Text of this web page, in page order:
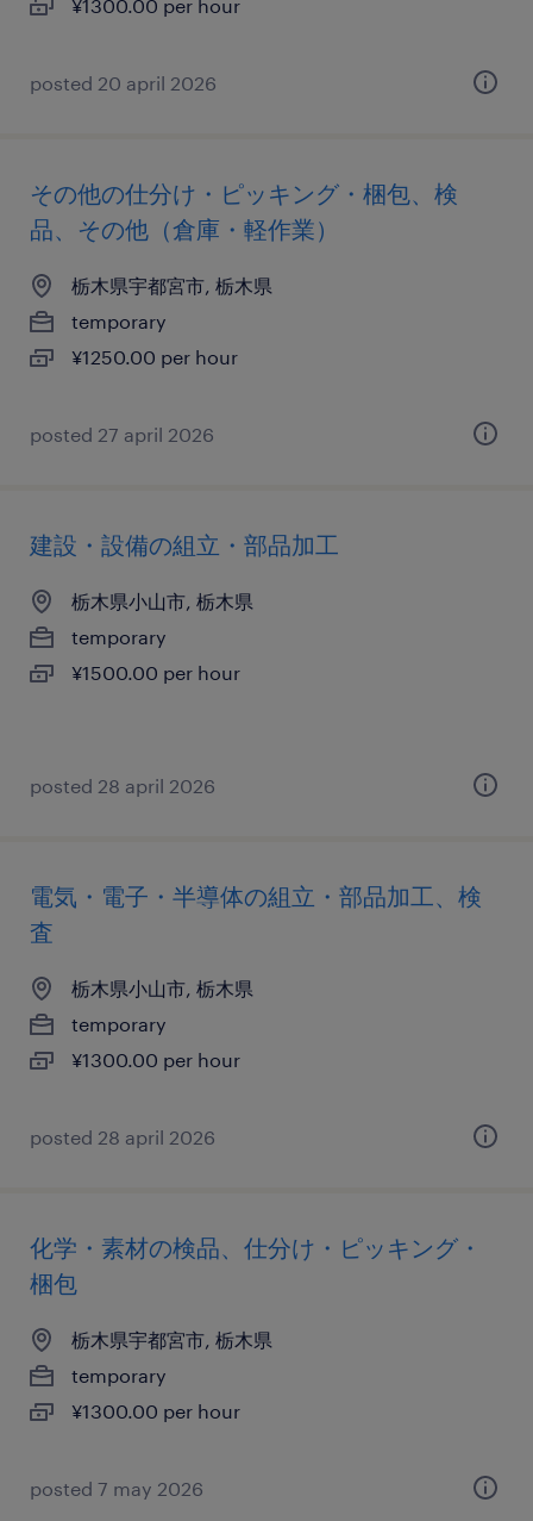
¥1300.00 per hour
posted 20 april 2026
その他の仕分け・ピッキング・梱包、検
品、その他（倉庫・軽作業）
栃木県宇都宮市, 栃木県
temporary
¥1250.00 per hour
posted 27 april 2026
建設・設備の組立・部品加工
栃木県小山市, 栃木県
temporary
¥1500.00 per hour
posted 28 april 2026
電気・電子・半導体の組立・部品加工、検
査
栃木県小山市, 栃木県
temporary
¥1300.00 per hour
posted 28 april 2026
化学・素材の検品、仕分け・ピッキング・
梱包
栃木県宇都宮市, 栃木県
temporary
¥1300.00 per hour
posted 7 may 2026